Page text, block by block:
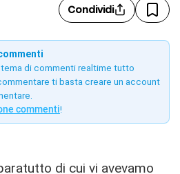
Condividi
di commenti realtime tutto
ti basta creare un account
commenti!
di cui vi avevamo